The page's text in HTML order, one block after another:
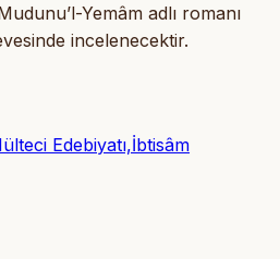
Yemâm adlı romanı
incelenecektir.
Edebiyatı,İbtisâm